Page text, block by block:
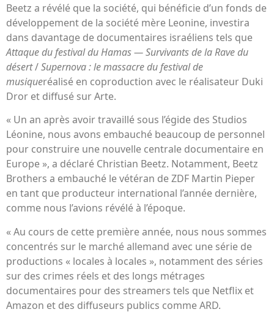
Beetz a révélé que la société, qui bénéficie d’un fonds de
développement de la société mère Leonine, investira
dans davantage de documentaires israéliens tels que
Attaque du festival du Hamas — Survivants de la Rave du
désert/Supernova : le massacre du festival de
musiqueréalisé en coproduction avec le réalisateur Duki
Dror et diffusé sur Arte.
« Un an après avoir travaillé sous l’égide des Studios
Léonine, nous avons embauché beaucoup de personnel
pour construire une nouvelle centrale documentaire en
Europe », a déclaré Christian Beetz. Notamment, Beetz
Brothers a embauché le vétéran de ZDF Martin Pieper
en tant que producteur international l’année dernière,
comme nous l’avions révélé à l’époque.
« Au cours de cette première année, nous nous sommes
concentrés sur le marché allemand avec une série de
productions « locales à locales », notamment des séries
sur des crimes réels et des longs métrages
documentaires pour des streamers tels que Netflix et
Amazon et des diffuseurs publics comme ARD.